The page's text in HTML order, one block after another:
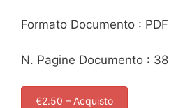
Formato Documento : PDF
N. Pagine Documento : 38
€2.50 – Acquisto